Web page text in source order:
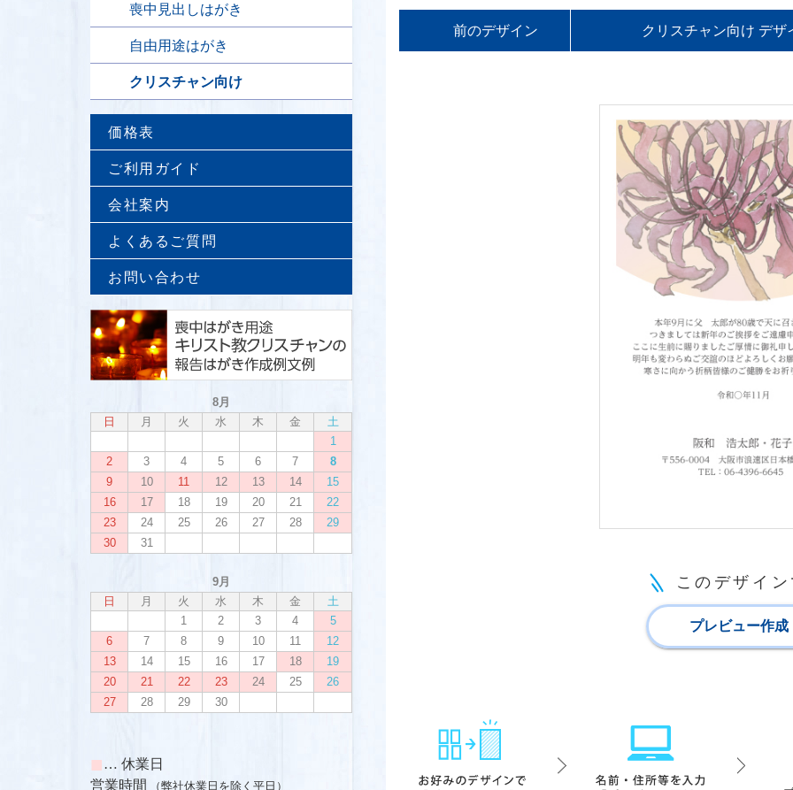
喪中見出しはがき
自由用途はがき
クリスチャン向け
価格表
ご利用ガイド
会社案内
よくあるご質問
お問い合わせ
■… 休業日
営業時間
（弊社休業日を除く平日）
前のデザイン クリスチャン向け デザ
このデザイ
プレビュー作成